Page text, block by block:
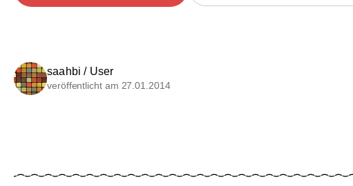
saahbi / User
veröffentlicht am 27.01.2014